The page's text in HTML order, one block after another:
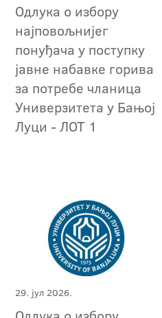
Одлука о избору
најповољнијег
понуђача у поступку
јавне набавке горива
за потребе чланица
Универзитета у Бањој
Луци - ЛОТ 1
29. јул 2026.